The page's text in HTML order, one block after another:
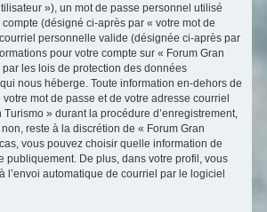
»), un mot de passe personnel utilisé
(désigné ci-après par « votre mot de
personnelle valide (désignée ci-après par
pour votre compte sur « Forum Gran
les lois de protection des données
nous héberge. Toute information en-dehors de
votre mot de passe et de votre adresse courriel
» durant la procédure d’enregistrement,
reste à la discrétion de « Forum Gran
vous pouvez choisir quelle information de
publiquement. De plus, dans votre profil, vous
l’envoi automatique de courriel par le logiciel